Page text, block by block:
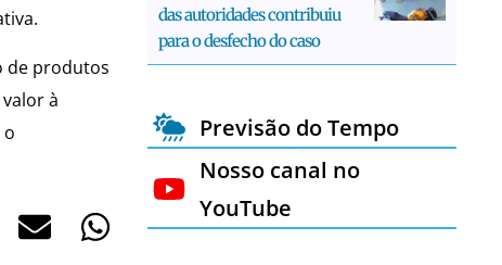
de produtos
à
das autoridades contribuiu
para o desfecho do caso
Previsão do Tempo
Nosso canal no
YouTube